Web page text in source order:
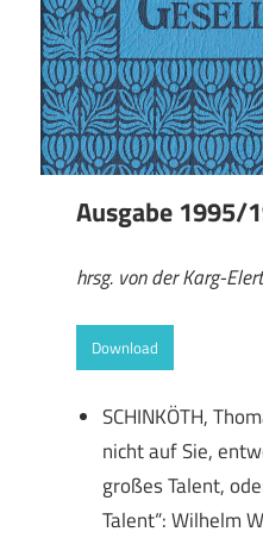
Ausgabe 1995/
hrsg. von der Karg-
Download
SCHINKÖTH,
nicht auf Sie,
großes Talent,
Talent“: Wilhelm